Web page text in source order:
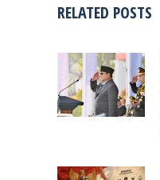
RELATED POSTS